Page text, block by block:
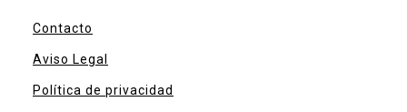
Contacto
Aviso Legal
Política de privacidad